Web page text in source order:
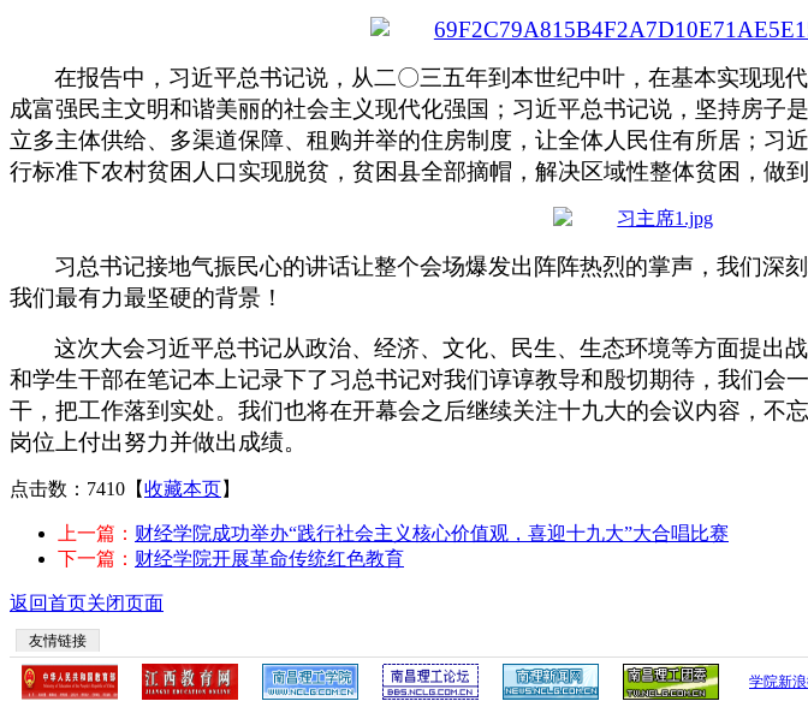
在报告中，习近平总书记说，从二〇三五年到本世纪中叶，在基本实现现
成富强民主文明和谐美丽的社会主义现代化强国；习近平总书记说，坚持房子
立多主体供给、多渠道保障、租购并举的住房制度，让全体人民住有所居；习
行标准下农村贫困人口实现脱贫，贫困县全部摘帽，解决区域性整体贫困，做
习总书记接地气振民心的讲话让整个会场爆发出阵阵热烈的掌声，我们深
我们最有力最坚硬的背景！
这次大会习近平总书记从政治、经济、文化、民生、生态环境等方面提出
和学生干部在笔记本上记录下了习总书记对我们谆谆教导和殷切期待，我们会
干，把工作落到实处。我们也将在开幕会之后继续关注十九大的会议内容，不
岗位上付出努力并做出成绩。
点击数：7410 【收藏本页】
上一篇： 财经学院成功举办“践行社会主义核心价值观，喜迎十九大”大合唱比赛
下一篇： 财经学院开展革命传统红色教育
返回首页关闭页面
友情链接
学院新